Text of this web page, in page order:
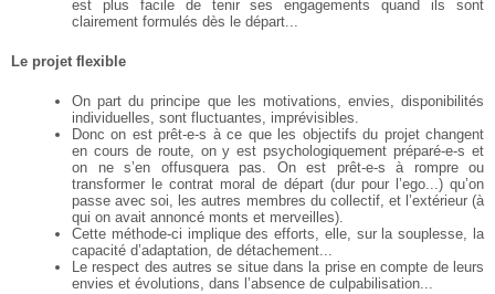
est plus facile de tenir ses engagements quand ils sont
clairement formulés dès le départ...
Le projet flexible
On part du principe que les motivations, envies, disponibilités
individuelles, sont fluctuantes, imprévisibles.
Donc on est prêt-e-s à ce que les objectifs du projet changent
en cours de route, on y est psychologiquement préparé-e-s et
on ne s’en offusquera pas. On est prêt-e-s à rompre ou
transformer le contrat moral de départ (dur pour l’ego...) qu’on
passe avec soi, les autres membres du collectif, et l’extérieur (à
qui on avait annoncé monts et merveilles).
Cette méthode-ci implique des efforts, elle, sur la souplesse, la
capacité d’adaptation, de détachement...
Le respect des autres se situe dans la prise en compte de leurs
envies et évolutions, dans l’absence de culpabilisation...